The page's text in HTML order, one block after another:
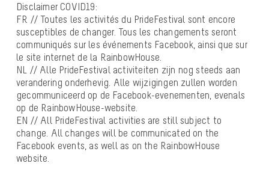
Disclaimer COVID19:
FR // Toutes les activités du PrideFestival sont encore
susceptibles de changer. Tous les changements seront
communiqués sur les événements Facebook, ainsi que sur
le site internet de la RainbowHouse.
NL // Alle PrideFestival activiteiten zijn nog steeds aan
verandering onderhevig. Alle wijzigingen zullen worden
gecommuniceerd op de Facebook-evenementen, evenals
op de RainbowHouse-website.
EN // All PrideFestival activities are still subject to
change. All changes will be communicated on the
Facebook events, as well as on the RainbowHouse
website.